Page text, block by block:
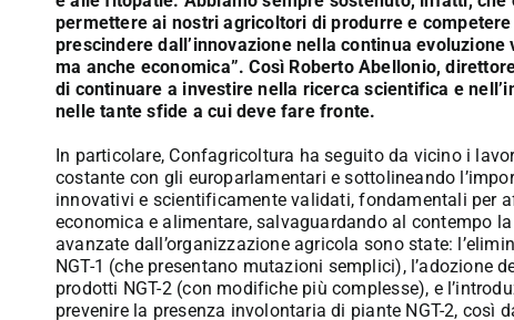
permettere ai nostri agricoltori di produrre e
prescindere dall’innovazione nella continua
ma anche economica”. Così Roberto Abellonio,
di continuare a investire nella ricerca scientifica e
nelle tante sfide a cui deve fare fronte.
In particolare, Confagricoltura ha seguito da vicino i
costante con gli europarlamentari e sottolineando
innovativi e scientificamente validati, fondamentali per
economica e alimentare, salvaguardando al contempo
avanzate dall’organizzazione agricola sono state:
NGT-1 (che presentano mutazioni semplici), l’adozione
prodotti NGT-2 (con modifiche più complesse), e
prevenire la presenza involontaria di piante NGT-2,